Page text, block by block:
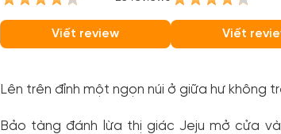
Viết review Viết
Lên trên đỉnh một ngọn núi ở giữa hư không
Bảo tàng đánh lừa thị giác Jeju mở cửa